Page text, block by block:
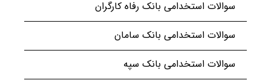
سوالات استخدامی بانک رفاه کارگران
سوالات استخدامی بانک سامان
سوالات استخدامی بانک سپه